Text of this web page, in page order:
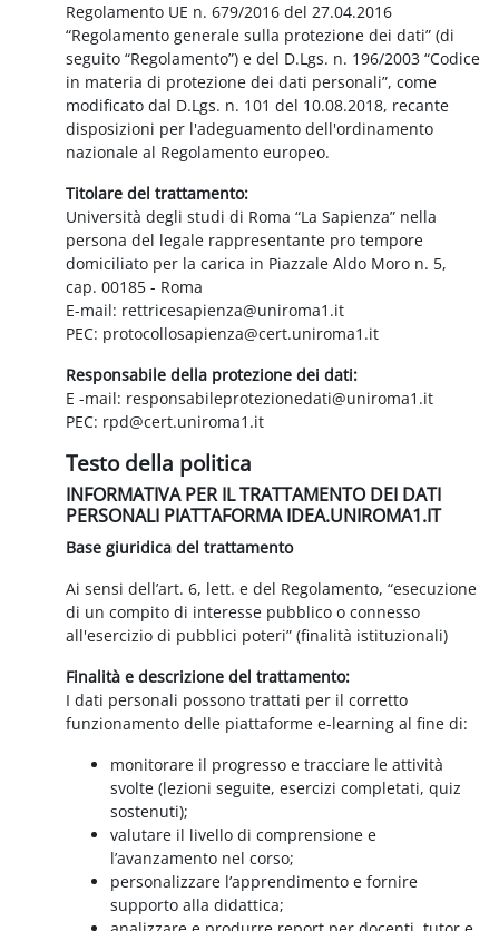
Regolamento UE n. 679/2016 del 27.04.2016
“Regolamento generale sulla protezione dei dati” (di
seguito “Regolamento”) e del D.Lgs. n. 196/2003 “Codice
in materia di protezione dei dati personali”, come
modificato dal D.Lgs. n. 101 del 10.08.2018, recante
disposizioni per l'adeguamento dell'ordinamento
nazionale al Regolamento europeo.
Titolare del trattamento:
Università degli studi di Roma “La Sapienza” nella
persona del legale rappresentante pro tempore
domiciliato per la carica in Piazzale Aldo Moro n. 5,
cap. 00185 - Roma
E-mail: rettricesapienza@uniroma1.it
PEC: protocollosapienza@cert.uniroma1.it
Responsabile della protezione dei dati:
E -mail: responsabileprotezionedati@uniroma1.it
PEC: rpd@cert.uniroma1.it
Testo della politica
INFORMATIVA PER IL TRATTAMENTO DEI DATI
PERSONALI PIATTAFORMA IDEA.UNIROMA1.IT
Base giuridica del trattamento
Ai sensi dell’art. 6, lett. e del Regolamento, “esecuzione
di un compito di interesse pubblico o connesso
all'esercizio di pubblici poteri” (finalità istituzionali)
Finalità e descrizione del trattamento:
I dati personali possono trattati per il corretto
funzionamento delle piattaforme e-learning al fine di:
monitorare il progresso e tracciare le attività
svolte (lezioni seguite, esercizi completati, quiz
sostenuti);
valutare il livello di comprensione e
l’avanzamento nel corso;
personalizzare l’apprendimento e fornire
supporto alla didattica;